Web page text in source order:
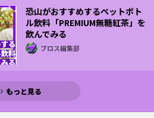
恐山がおすすめするペットボト
ル飲料「PREMIUM無糖紅茶」を
飲んでみる
ブロス編集部
もっと見る